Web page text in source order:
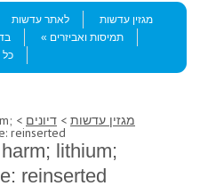
Menu
Skip to content
מגזין עדשות
לאתר עדשות
תמיסות ואביזרים
כל
מגזין עדשות > דיונים
reinserted.
lithium;
reinserted.